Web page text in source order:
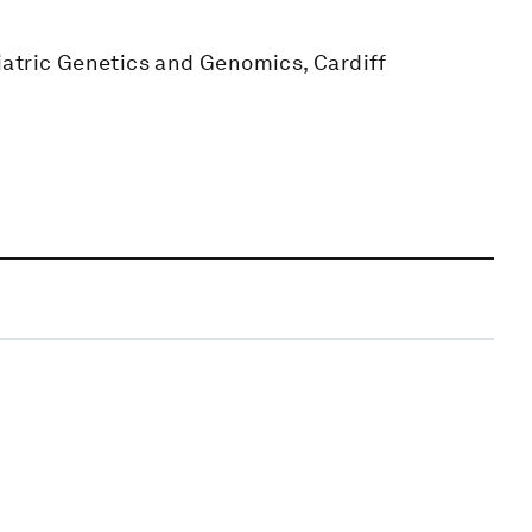
Genetics and Genomics, Cardiff